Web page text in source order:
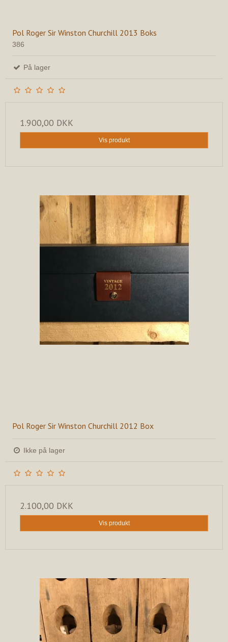
Pol Roger Sir Winston Churchill 2013 Boks
386
På lager
1.900,00 DKK
Vis produkt
Pol Roger Sir Winston Churchill 2012 Box
Ikke på lager
2.100,00 DKK
Vis produkt